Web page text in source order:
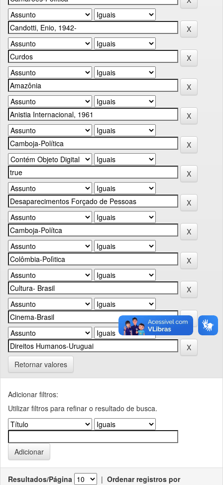
Retornar valores
Adicionar filtros:
Utilizar filtros para refinar o resultado de busca.
Resultados/Página | Ordenar registros por